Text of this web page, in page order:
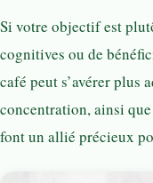
Si votre objectif est
cognitives ou de
café peut s’avérer plus
concentration, ainsi
font un allié précieux